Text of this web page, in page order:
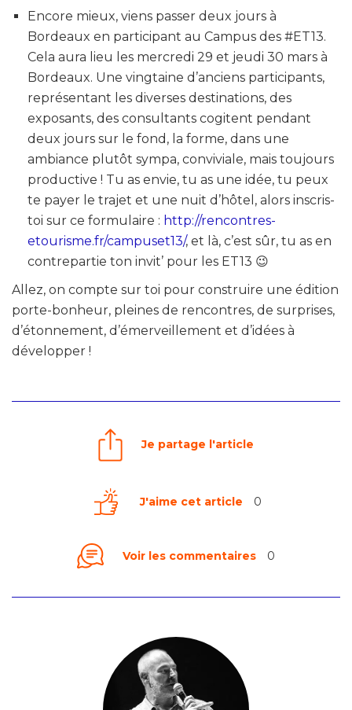
Encore mieux, viens passer deux jours à
Bordeaux en participant au Campus des #ET13.
Cela aura lieu les mercredi 29 et jeudi 30 mars à
Bordeaux. Une vingtaine d’anciens participants,
représentant les diverses destinations, des
exposants, des consultants cogitent pendant
deux jours sur le fond, la forme, dans une
ambiance plutôt sympa, conviviale, mais toujours
productive ! Tu as envie, tu as une idée, tu peux
te payer le trajet et une nuit d’hôtel, alors inscris-
toi sur ce formulaire : http://rencontres-
etourisme.fr/campuset13/, et là, c’est sûr, tu as en
contrepartie ton invit’ pour les ET13 😉
Allez, on compte sur toi pour construire une édition
porte-bonheur, pleines de rencontres, de surprises,
d’étonnement, d’émerveillement et d’idées à
développer !
Je partage l'article
J'aime cet article 0
Voir les commentaires 0